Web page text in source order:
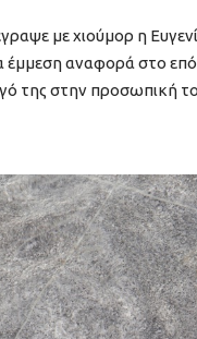
με χιούμορ η
έμμεση αναφορά στο
της στην προσωπική